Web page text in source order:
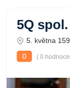
5Q
5. května
0
( 0